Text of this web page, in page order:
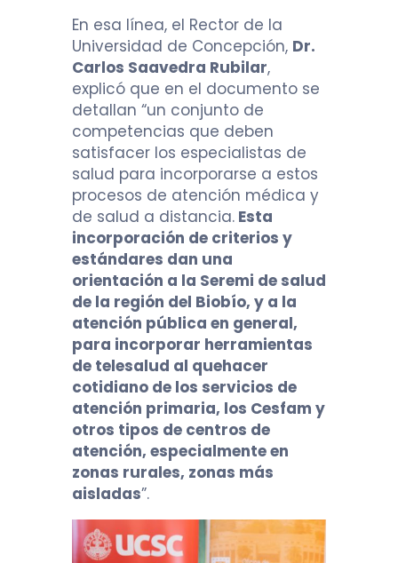
En esa línea, el Rector de la
Universidad de Concepción, Dr.
Carlos Saavedra Rubilar,
explicó que en el documento se
detallan “un conjunto de
competencias que deben
satisfacer los especialistas de
salud para incorporarse a estos
procesos de atención médica y
de salud a distancia. Esta
incorporación de criterios y
estándares dan una
orientación a la Seremi de salud
de la región del Biobío, y a la
atención pública en general,
para incorporar herramientas
de telesalud al quehacer
cotidiano de los servicios de
atención primaria, los Cesfam y
otros tipos de centros de
atención, especialmente en
zonas rurales, zonas más
aisladas”.